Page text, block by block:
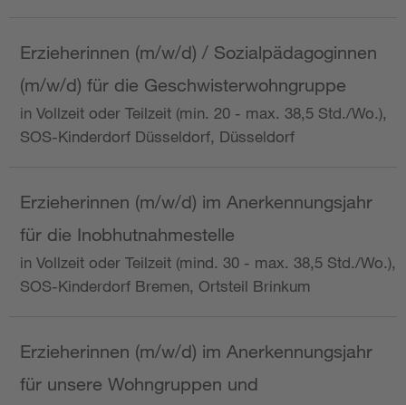
Erzieherinnen (m/w/d) / Sozialpädagoginnen
(m/w/d) für die Geschwisterwohngruppe
in Vollzeit oder Teilzeit (min. 20 - max. 38,5 Std./Wo.),
SOS-Kinderdorf Düsseldorf, Düsseldorf
Erzieherinnen (m/w/d) im Anerkennungsjahr
für die Inobhutnahmestelle
in Vollzeit oder Teilzeit (mind. 30 - max. 38,5 Std./Wo.),
SOS-Kinderdorf Bremen, Ortsteil Brinkum
Erzieherinnen (m/w/d) im Anerkennungsjahr
für unsere Wohngruppen und